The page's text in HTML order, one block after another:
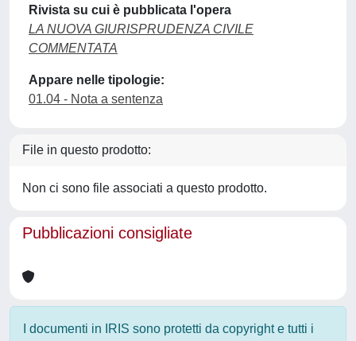
Rivista su cui è pubblicata l'opera
LA NUOVA GIURISPRUDENZA CIVILE
COMMENTATA
Appare nelle tipologie:
01.04 - Nota a sentenza
File in questo prodotto:
Non ci sono file associati a questo prodotto.
Pubblicazioni consigliate
I documenti in IRIS sono protetti da copyright e tutti i